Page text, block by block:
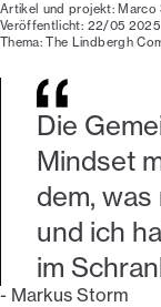
Artikel und projekt: Marco
Veröffentlicht: 22/05 2025
Thema: The Lindbergh
Die
Mindset
dem, was
und ich
im
- Markus Storm